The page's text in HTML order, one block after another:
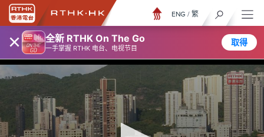
× 全新 RTHK On The Go
一手掌握 RTHK 电台、电视节目
取得
ENG / 繁